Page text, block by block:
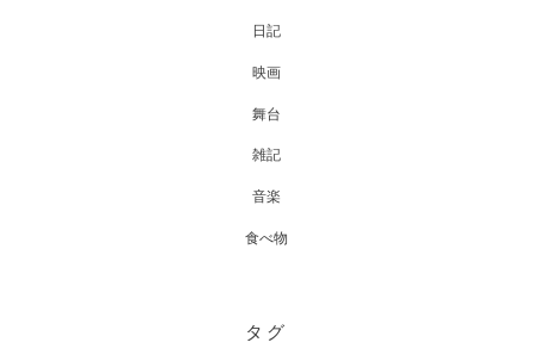
日記
映画
舞台
雑記
音楽
食べ物
タグ